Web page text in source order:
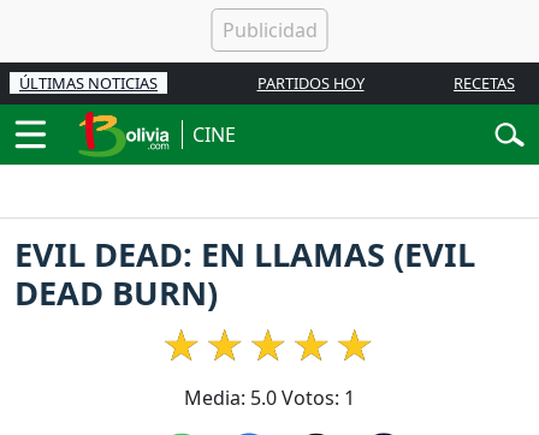
ÚLTIMAS NOTICIAS PARTIDOS HOY RECETAS
CINE
EVIL DEAD: EN LLAMAS (EVIL
DEAD BURN)
Media: 5.0Votos: 1